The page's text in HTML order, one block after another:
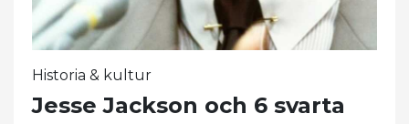
Historia & kultur
Jesse Jackson och 6 svarta